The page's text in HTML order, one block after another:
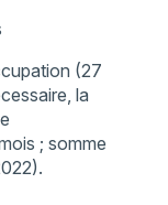
(27
la
; somme